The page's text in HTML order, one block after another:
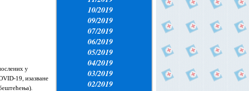
у
19, изазване
10/2019
09/2019
07/2019
06/2019
05/2019
04/2019
03/2019
02/2019